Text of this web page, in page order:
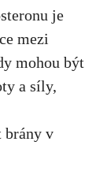
je
mezi
mohou být
a síly,
brány v